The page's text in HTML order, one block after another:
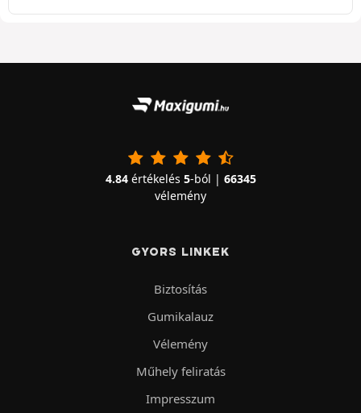
4.84értékelés 5-ból | 66345
vélemény
GYORS LINKEK
Biztosítás
Gumikalauz
Vélemény
Műhely feliratás
Impresszum